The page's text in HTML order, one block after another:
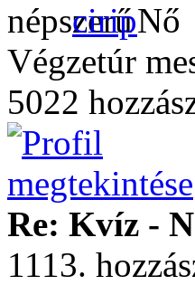
cirip
Végzetúr
5022
Re: Kvíz -
1113.